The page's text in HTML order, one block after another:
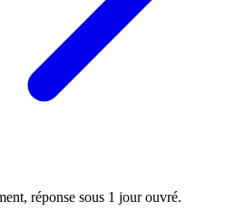
réponse sous 1 jour ouvré.